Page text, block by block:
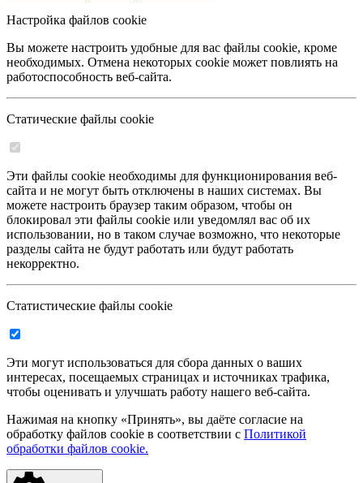
Настройка файлов cookie
Вы можете настроить удобные для вас файлы cookie, кроме
необходимых. Отмена некоторых cookie может повлиять на
работоспособность веб-сайта.
Статические файлы cookie
Эти файлы cookie необходимы для функционирования веб-
сайта и не могут быть отключены в наших системах. Вы
можете настроить браузер таким образом, чтобы он
блокировал эти файлы cookie или уведомлял вас об их
использовании, но в таком случае возможно, что некоторые
разделы сайта не будут работать или будут работать
некорректно.
Статистические файлы cookie
Эти могут использоваться для сбора данных о ваших
интересах, посещаемых страницах и источниках трафика,
чтобы оценивать и улучшать работу нашего веб-сайта.
Нажимая на кнопку «Принять», вы даёте согласие на
обработку файлов cookie в соответствии с Политикой
обработки файлов cookie.